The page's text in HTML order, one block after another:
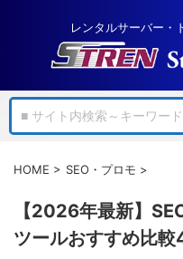
レンタルサーバー・
HOME > SEO・プロモ >
【2026年最新】
ツールおすすめ比